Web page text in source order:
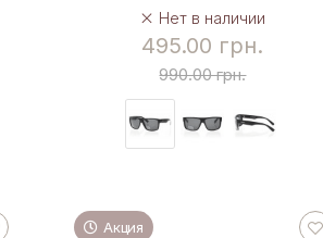
Нет в наличии
495.00 грн.
990.00 грн.
Акция